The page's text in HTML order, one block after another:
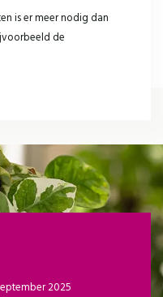
is er meer nodig dan
de
2025